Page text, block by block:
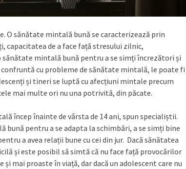
O sănătate mintală bună se caracterizează prin
de a face față stresului zilnic,
mintală bună pentru a se simți încrezători și
cu probleme de sănătate mintală, le poate fi
și tineri se luptă cu afecțiuni mintale precum
mai multe ori nu una potrivită, din păcate.
încep înainte de vârsta de 14 ani, spun specialiștii.
bună pentru a se adapta la schimbări, a se simți bine
a avea relații bune cu cei din jur. Dacă sănătatea
și este posibil să simtă că nu face față provocărilor
mai proaste în viață, dar dacă un adolescent care nu